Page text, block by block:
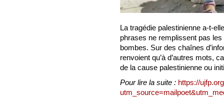
La tragédie palestinienne a-t-
phrases ne remplissent pas
bombes. Sur des chaînes
renvoient qu’à d’autres mots,
de la cause palestinienne ou
Pour lire la suite : https://